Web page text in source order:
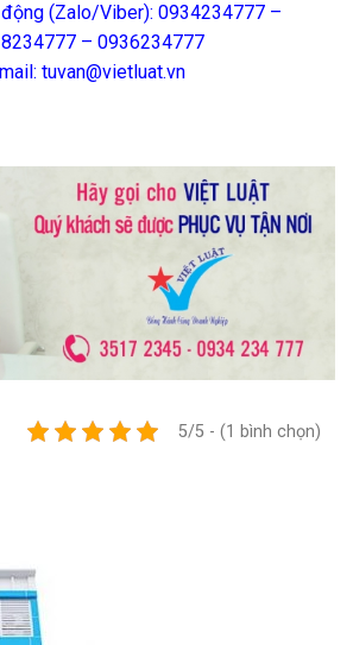
(Zalo/Viber): 0934234777 –
– 0936234777
tuvan@vietluat.vn
5/5 - (1 bình chọn)